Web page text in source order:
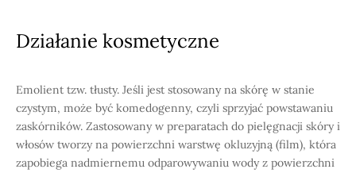
Działanie kosmetyczne
Emolient tzw. tłusty. Jeśli jest stosowany na skórę w stanie
czystym, może być komedogenny, czyli sprzyjać powstawaniu
zaskórników. Zastosowany w preparatach do pielęgnacji skóry i
włosów tworzy na powierzchni warstwę okluzyjną (film), która
zapobiega nadmiernemu odparowywaniu wody z powierzchni